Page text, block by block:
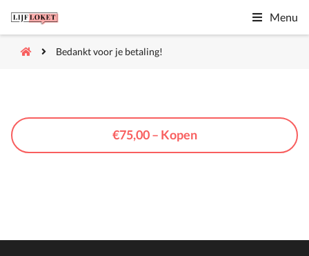
Menu
Bedankt voor je betaling!
€75,00 – Kopen